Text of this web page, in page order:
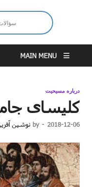
MAIN MENU
درباره مسیحیت
کلیسای
2018-12-06
-
by نوشین